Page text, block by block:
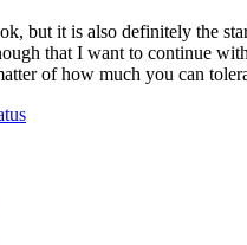
but it is also definitely the
that I want to continue
of how much you can